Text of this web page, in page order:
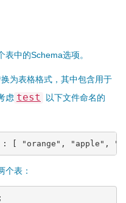
中的Schema选项。
为表格格式，其中包含用于
虑 test
以下文件命名的
: [ "orange" , "apple" ,
个表：